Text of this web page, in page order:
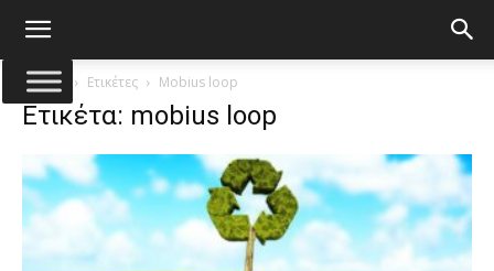
Αρχική Ετικέτες Mobius loop
Ετικέτα: mobius loop